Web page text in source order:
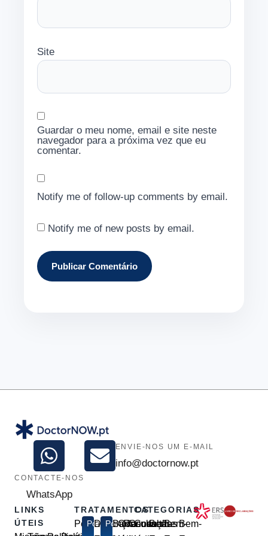
Site
Guardar o meu nome, email e site neste
navegador para a próxima vez que eu
comentar.
Notify me of follow-up comments by email.
Notify me of new posts by email.
CONTACTE-NOS
WhatsApp
ENVIE-NOS UM E-MAIL
info@doctornow.pt
LINKS
ÚTEIS
TRATAMENTOS
PerdaPopular
Disfunção
Popular
Baixa
Consulta
Renovação
Consulta
CATEGORIAS
Consultas
Bem-Bem-Bem-